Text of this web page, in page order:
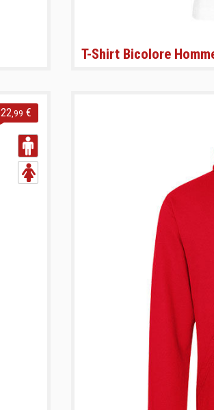
T-Shirt Bicolore
22 ,99 €